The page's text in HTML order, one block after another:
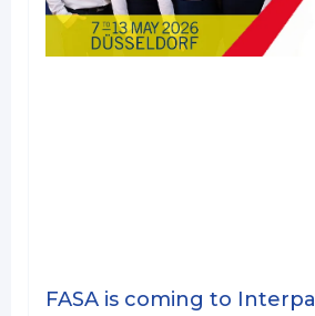
FASA is coming to